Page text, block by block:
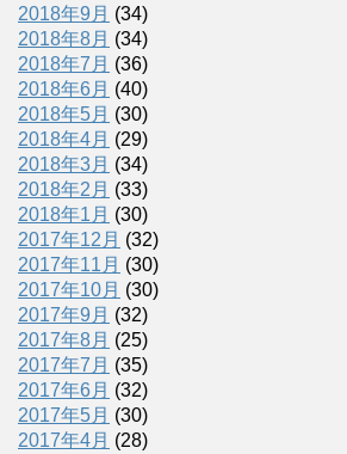
2018年9月 (34)
2018年8月 (34)
2018年7月 (36)
2018年6月 (40)
2018年5月 (30)
2018年4月 (29)
2018年3月 (34)
2018年2月 (33)
2018年1月 (30)
2017年12月 (32)
2017年11月 (30)
2017年10月 (30)
2017年9月 (32)
2017年8月 (25)
2017年7月 (35)
2017年6月 (32)
2017年5月 (30)
2017年4月 (28)